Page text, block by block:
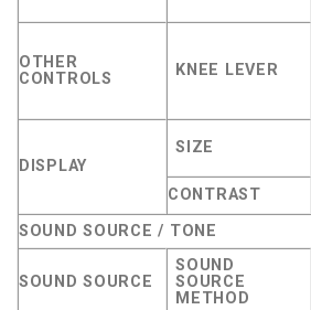
OTHER
CONTROLS
KNEE LEVER
DISPLAY
SIZE
CONTRAST
SOUND SOURCE / TONE
SOUND SOURCE
SOUND
SOURCE
METHOD